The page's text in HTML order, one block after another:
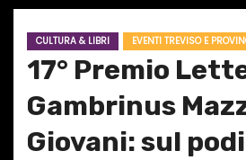
CULTURA & LIBRI EVENTI TREVISO E
17° Premio
Gambrinus
Giovani: sul